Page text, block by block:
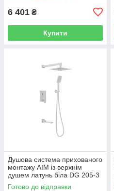
6 401 ₴
Купити
Душова система прихованого
монтажу AIM із верхнім
душем латунь біла DG 205-3
frosted white
Готово до відправки